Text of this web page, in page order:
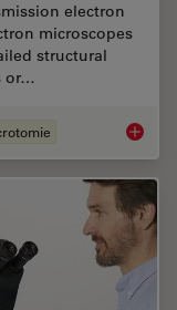
electron
microscopes
structural
or…
How